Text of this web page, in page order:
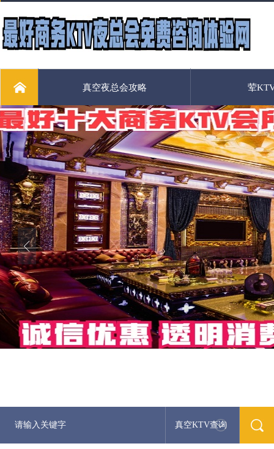
真空夜总会攻略 荤
真空KTV查询